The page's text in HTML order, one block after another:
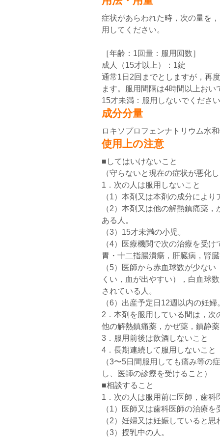
症状があらわれた時，次の量を
用してください。
［年齢：1回量：服用回数］
成人（15才以上）：1錠
通常1日2回までとしますが，再
ます。服用間隔は4時間以上おい
15才未満：服用しないでくださ
成分分量
ロキソプロフェンナトリウム水
使用上の注意
■してはいけないこと
（守らないと現在の症状が悪化
1．次の人は服用しないこと
（1）本剤又は本剤の成分によ
（2）本剤又は他の解熱鎮痛薬
ある人。
（3）15才未満の小児。
（4）医療機関で次の治療を受け
胃・十二指腸潰瘍，肝臓病，腎
（5）医師から赤血球数が少な
くい，血が出やすい），白血球
されている人。
（6）出産予定日12週以内の妊婦
2．本剤を服用している間は，
他の解熱鎮痛薬，かぜ薬，鎮静薬
3．服用前後は飲酒しないこと
4．長期連続して服用しないこと
（3〜5日間服用しても痛み等の
し、医師の診療を受けること）
■相談すること
1．次の人は服用前に医師，歯
（1）医師又は歯科医師の治療を
（2）妊婦又は妊娠していると思
（3）授乳中の人。